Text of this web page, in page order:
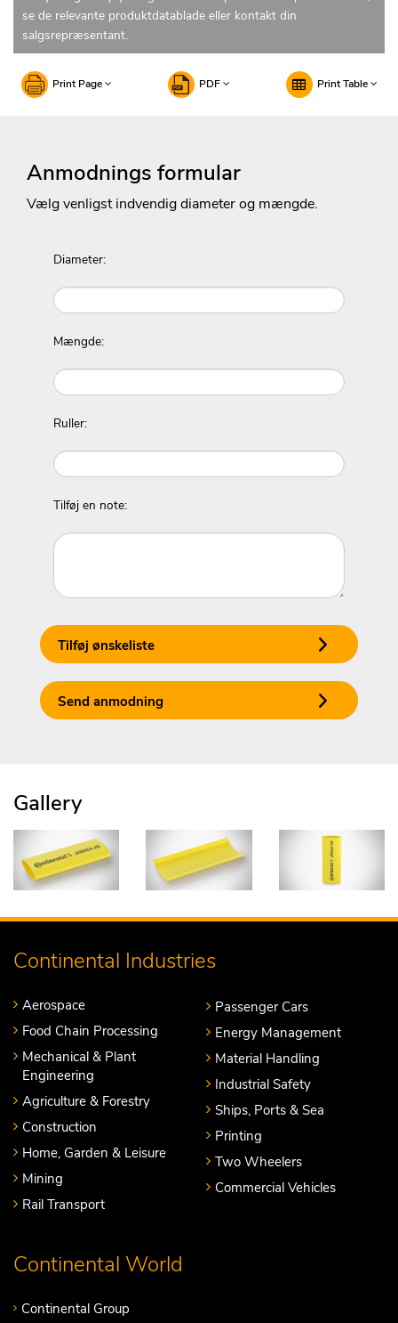
se de relevante produktdatablade eller kontakt din
salgsrepræsentant.
Print Page PDF Print Table
Anmodnings formular
Vælg venligst indvendig diameter og mængde.
Diameter:
Mængde:
Ruller:
Tilføj en note:
Tilføj ønskeliste
Send anmodning
Gallery
Continental Industries
Aerospace
Food Chain Processing
Mechanical & Plant
Engineering
Agriculture & Forestry
Construction
Home, Garden & Leisure
Mining
Rail Transport
Passenger Cars
Energy Management
Material Handling
Industrial Safety
Ships, Ports & Sea
Printing
Two Wheelers
Commercial Vehicles
Continental World
Continental Group